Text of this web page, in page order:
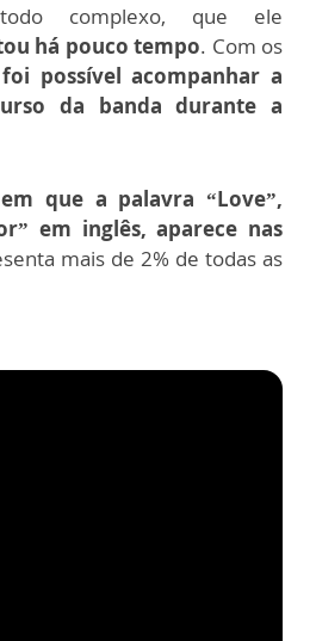
complexo, que ele
há pouco tempo. Com os
foi possível acompanhar a
da banda durante a
que a palavra “Love”,
em inglês, aparece nas
mais de 2% de todas as